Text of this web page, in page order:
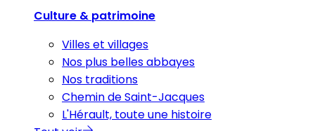
Culture & patrimoine
Villes et villages
Nos plus belles abbayes
Nos traditions
Chemin de Saint-Jacques
L'Hérault, toute une histoire